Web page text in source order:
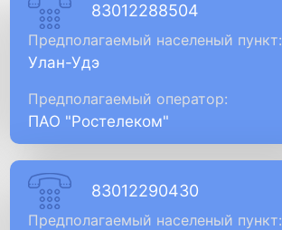
83012288504
Предполагаемый населеный пункт:
Улан-Удэ
Предполагаемый оператор:
ПАО "Ростелеком"
83012290430
Предполагаемый населеный пункт: